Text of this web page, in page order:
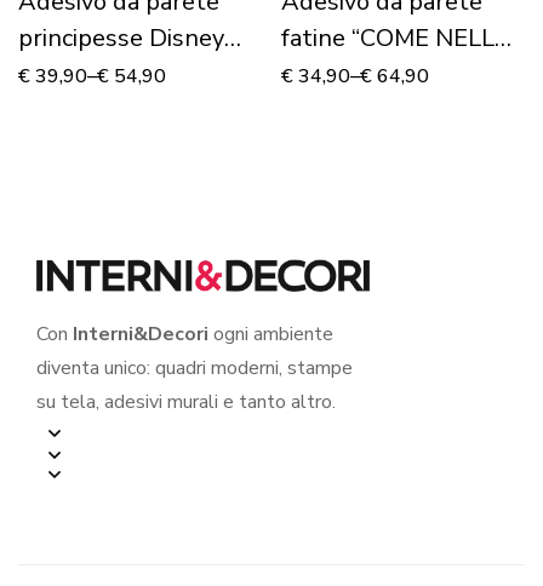
principesse Disney
“COME NELLE
€39,90–€ 54,90
fatine “COME NELLE
FIABE” – Adesivo
€34,90–€64,90
Con Interni&Decori ogni ambiente
diventa unico: quadri moderni, stampe
su tela, adesivi murali e tanto altro.